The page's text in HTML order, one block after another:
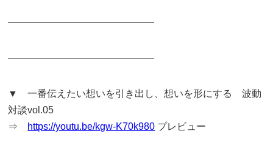
———————————————
———————————————
▼ 一番伝えたい想いを引き出し、想いを形にする 波動
対談vol.05
⇒ https://youtu.be/kgw-K70k980 プレビュー